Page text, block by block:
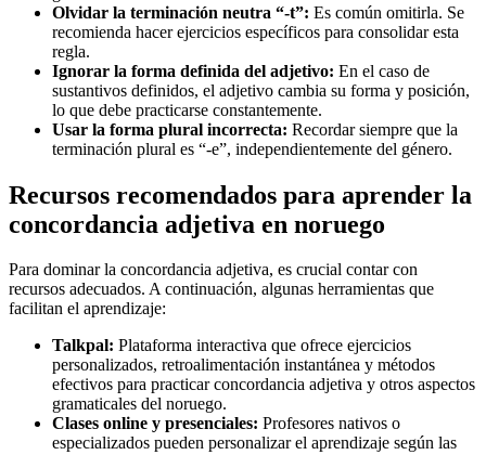
Olvidar la terminación neutra “-t”: Es común omitirla. Se
recomienda hacer ejercicios específicos para consolidar esta
regla.
Ignorar la forma definida del adjetivo: En el caso de
sustantivos definidos, el adjetivo cambia su forma y posición,
lo que debe practicarse constantemente.
Usar la forma plural incorrecta: Recordar siempre que la
terminación plural es “-e”, independientemente del género.
Recursos recomendados para aprender la
concordancia adjetiva en noruego
Para dominar la concordancia adjetiva, es crucial contar con
recursos adecuados. A continuación, algunas herramientas que
facilitan el aprendizaje:
Talkpal: Plataforma interactiva que ofrece ejercicios
personalizados, retroalimentación instantánea y métodos
efectivos para practicar concordancia adjetiva y otros aspectos
gramaticales del noruego.
Clases online y presenciales: Profesores nativos o
especializados pueden personalizar el aprendizaje según las